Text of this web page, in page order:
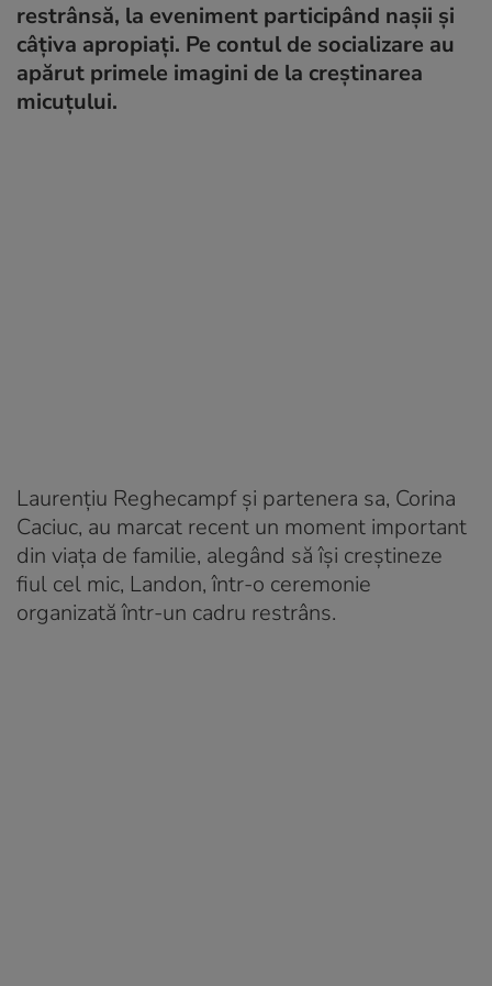
restrânsă, la eveniment participând nașii și
câțiva apropiați. Pe contul de socializare au
apărut primele imagini de la creștinarea
micuțului.
Laurențiu Reghecampf și partenera sa, Corina
Caciuc, au marcat recent un moment important
din viața de familie, alegând să își creștineze
fiul cel mic, Landon, într-o ceremonie
organizată într-un cadru restrâns.